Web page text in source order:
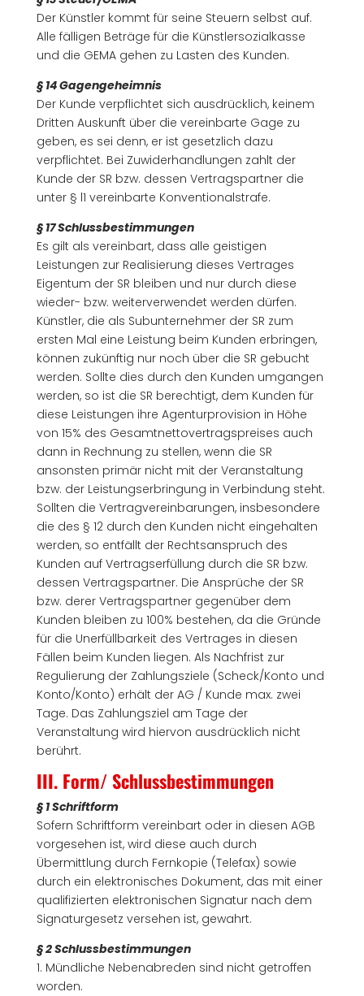
Der Künstler kommt für seine Steuern selbst auf.
Alle fälligen Beträge für die Künstlersozialkasse
und die GEMA gehen zu Lasten des Kunden.
§ 14 Gagengeheimnis
Der Kunde verpflichtet sich ausdrücklich, keinem
Dritten Auskunft über die vereinbarte Gage zu
geben, es sei denn, er ist gesetzlich dazu
verpflichtet. Bei Zuwiderhandlungen zahlt der
Kunde der SR bzw. dessen Vertragspartner die
unter § l1 vereinbarte Konventionalstrafe.
§ 17 Schlussbestimmungen
Es gilt als vereinbart, dass alle geistigen
Leistungen zur Realisierung dieses Vertrages
Eigentum der SR bleiben und nur durch diese
wieder- bzw. weiterverwendet werden dürfen.
Künstler, die als Subunternehmer der SR zum
ersten Mal eine Leistung beim Kunden erbringen,
können zukünftig nur noch über die SR gebucht
werden. Sollte dies durch den Kunden umgangen
werden, so ist die SR berechtigt, dem Kunden für
diese Leistungen ihre Agenturprovision in Höhe
von 15% des Gesamtnettovertragspreises auch
dann in Rechnung zu stellen, wenn die SR
ansonsten primär nicht mit der Veranstaltung
bzw. der Leistungserbringung in Verbindung steht.
Sollten die Vertragvereinbarungen, insbesondere
die des § 12 durch den Kunden nicht eingehalten
werden, so entfällt der Rechtsanspruch des
Kunden auf Vertragserfüllung durch die SR bzw.
dessen Vertragspartner. Die Ansprüche der SR
bzw. derer Vertragspartner gegenüber dem
Kunden bleiben zu 100% bestehen, da die Gründe
für die Unerfüllbarkeit des Vertrages in diesen
Fällen beim Kunden liegen. Als Nachfrist zur
Regulierung der Zahlungsziele (Scheck/Konto und
Konto/Konto) erhält der AG / Kunde max. zwei
Tage. Das Zahlungsziel am Tage der
Veranstaltung wird hiervon ausdrücklich nicht
berührt.
III. Form/ Schlussbestimmungen
§ 1 Schriftform
Sofern Schriftform vereinbart oder in diesen AGB
vorgesehen ist, wird diese auch durch
Übermittlung durch Fernkopie (Telefax) sowie
durch ein elektronisches Dokument, das mit einer
qualifizierten elektronischen Signatur nach dem
Signaturgesetz versehen ist, gewahrt.
§ 2 Schlussbestimmungen
1. Mündliche Nebenabreden sind nicht getroffen
worden.